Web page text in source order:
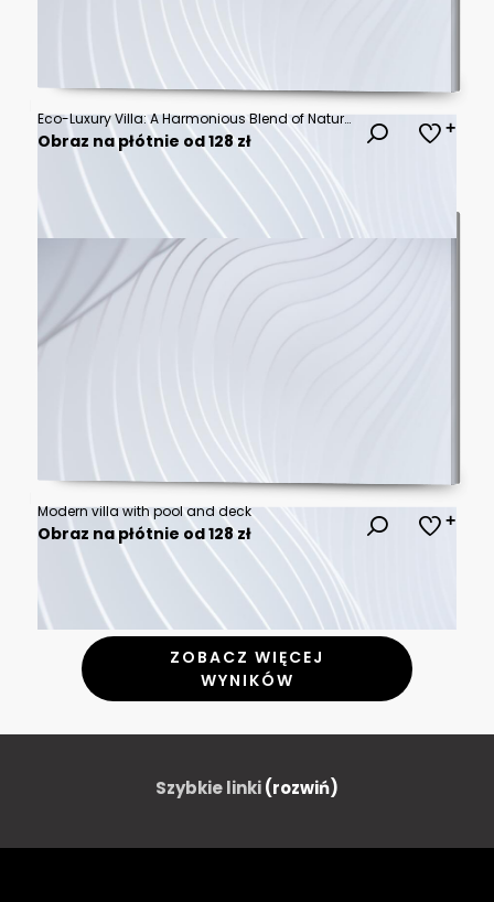
Eco-Luxury Villa: A Harmonious Blend of Nature and Modern Architecture
Obraz na płótnie od 128 zł
Modern villa with pool and deck
Obraz na płótnie od 128 zł
ZOBACZ WIĘCEJ
WYNIKÓW
Szybkie linki(rozwiń)